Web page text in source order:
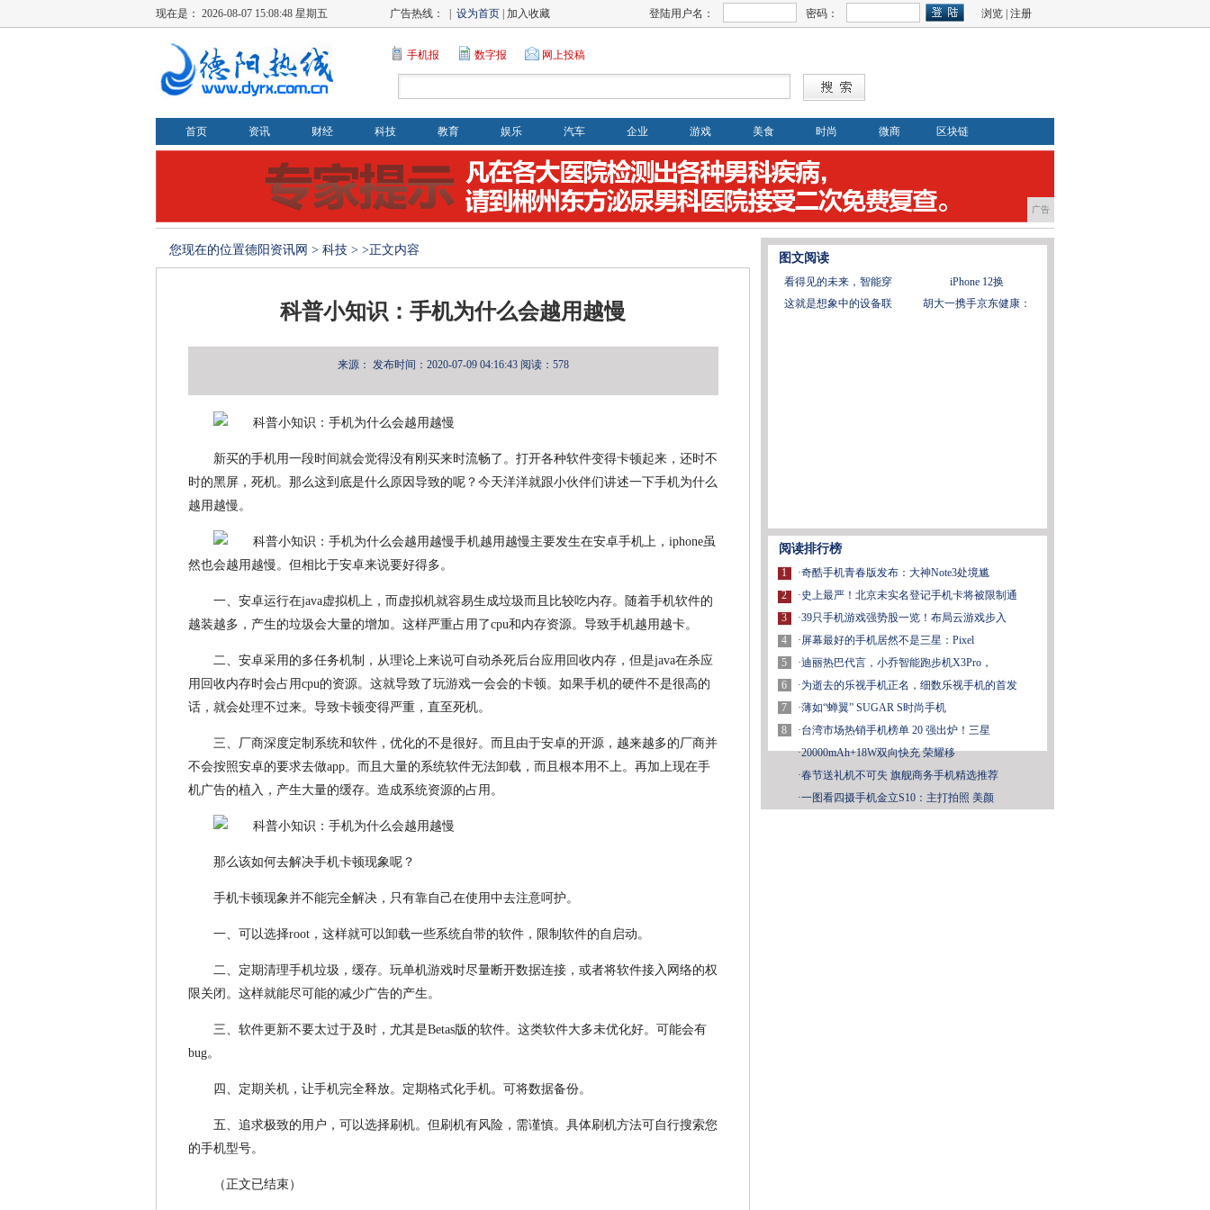
现在是： 2026-08-07 15:08:48 星期五 广告热线： | 设为首页 | 加入收藏 登陆用户名： 密码： 浏览 注册
手机报 数字报 网上投稿
首页 资讯 财经 科技 教育 娱乐 汽车 企业 游戏 美食 时尚 微商 区块链
广告
您现在的位置德阳资讯网 > 科技 > >正文内容
科普小知识：手机为什么会越用越慢
来源： 发布时间：2020-07-09 04:16:43 阅读：578
新买的手机用一段时间就会觉得没有刚买来时流畅了。打开各种软件变得卡顿起来，还时不
时的黑屏，死机。那么这到底是什么原因导致的呢？今天洋洋就跟小伙伴们讲述一下手机为什么
越用越慢。
手机越用越慢主要发生在安卓手机上，iphone虽
然也会越用越慢。但相比于安卓来说要好得多。
一、安卓运行在java虚拟机上，而虚拟机就容易生成垃圾而且比较吃内存。随着手机软件的
越装越多，产生的垃圾会大量的增加。这样严重占用了cpu和内存资源。导致手机越用越卡。
二、安卓采用的多任务机制，从理论上来说可自动杀死后台应用回收内存，但是java在杀应
用回收内存时会占用cpu的资源。这就导致了玩游戏一会会的卡顿。如果手机的硬件不是很高的
话，就会处理不过来。导致卡顿变得严重，直至死机。
三、厂商深度定制系统和软件，优化的不是很好。而且由于安卓的开源，越来越多的厂商并
不会按照安卓的要求去做app。而且大量的系统软件无法卸载，而且根本用不上。再加上现在手
机广告的植入，产生大量的缓存。造成系统资源的占用。
那么该如何去解决手机卡顿现象呢？
手机卡顿现象并不能完全解决，只有靠自己在使用中去注意呵护。
一、可以选择root，这样就可以卸载一些系统自带的软件，限制软件的自启动。
二、定期清理手机垃圾，缓存。玩单机游戏时尽量断开数据连接，或者将软件接入网络的权
限关闭。这样就能尽可能的减少广告的产生。
三、软件更新不要太过于及时，尤其是Betas版的软件。这类软件大多未优化好。可能会有
bug。
四、定期关机，让手机完全释放。定期格式化手机。可将数据备份。
五、追求极致的用户，可以选择刷机。但刷机有风险，需谨慎。具体刷机方法可自行搜索您
的手机型号。
（正文已结束）
图文阅读
看得见的未来，智能穿
iPhone 12换
这就是想象中的设备联
胡大一携手京东健康：
阅读排行榜
1
2
3
4
5
6
7
8
·奇酷手机青春版发布：大神Note3处境尴
·史上最严！北京未实名登记手机卡将被限制通
·39只手机游戏强势股一览！布局云游戏步入
·屏幕最好的手机居然不是三星：Pixel
·迪丽热巴代言，小乔智能跑步机X3Pro，
·为逝去的乐视手机正名，细数乐视手机的首发
·薄如“蝉翼” SUGAR S时尚手机
·台湾市场热销手机榜单 20 强出炉！三星
·20000mAh+18W双向快充 荣耀移
·春节送礼机不可失 旗舰商务手机精选推荐
·一图看四摄手机金立S10：主打拍照 美颜